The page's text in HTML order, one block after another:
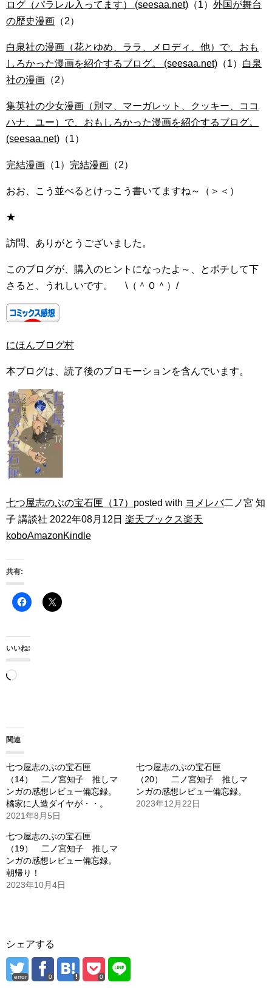
ログ（パラレル入ってます） (seesaa.net) （1） 外国が舞台
の歴史漫画 （2）
白泉社の漫画（花とゆめ、ララ、メロディ、他）で、おも
しろかった漫画を紹介するブログ。 (seesaa.net) （1） 白泉
社の漫画 （2）
集英社の少女漫画（別マ、マーガレット、クッキー、ココ
ハナ、ユー）で、おもしろかった漫画を紹介するブログ。
(seesaa.net) （1）
完結漫画 （1） 完結漫画 （2）
おお、こう並べるとけっこう書いてますね～（＞＜）
★
訪問、ありがとうございました。
このブログが、購入のヒントになったよ～、とポチして下
さると、うれしいです。 \（＾０＾）/
にほんブログ村
本ブログは、読了後のプロモーションを含んでいます。
七つ屋志のぶの宝石匣（17） posted with ヨメレバ二ノ宮 知
子 講談社 2022年08月12日 楽天ブックス楽天
koboAmazonKindle
共有:
いいね:
読
み
中…
関連
七つ屋志のぶの宝石匣
（14） 二ノ宮知子 推しマ
ンガの感想レビュー備忘録。
橘家に人造ダイヤが・・。
2021年8月5日
七つ屋志のぶの宝石匣
（20） 二ノ宮知子 推しマ
ンガの感想レビュー備忘録。
2023年12月22日
七つ屋志のぶの宝石匣
（19） 二ノ宮知子 推しマ
ンガの感想レビュー備忘録。
朝帰り！
2023年10月4日
シェアする
error 0 0